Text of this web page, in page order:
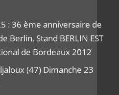
: 36 ème anniversaire de
Berlin. Stand BERLIN EST
de Bordeaux 2012
(47) Dimanche 23